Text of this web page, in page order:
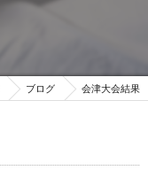
ブログ 会津大会結果